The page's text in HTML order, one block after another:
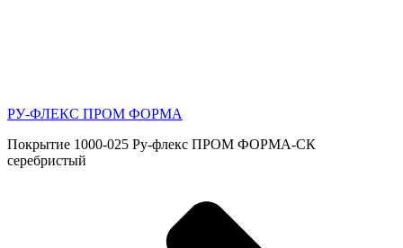
РУ-ФЛЕКС ПРОМ ФОРМА
Покрытие 1000-025 Ру-флекс ПРОМ ФОРМА-СК
серебристый